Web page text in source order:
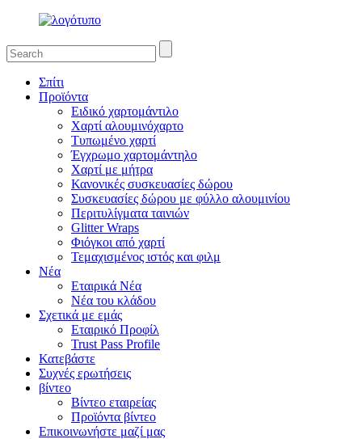
Σπίτι
Προϊόντα
Ειδικό χαρτομάντιλο
Χαρτί αλουμινόχαρτο
Τυπωμένο χαρτί
Έγχρωμο χαρτομάντηλο
Χαρτί με μήτρα
Κανονικές συσκευασίες δώρου
Συσκευασίες δώρου με φύλλο αλουμινίου
Περιτυλίγματα ταινιών
Glitter Wraps
Φιόγκοι από χαρτί
Τεμαχισμένος ιστός και φιλμ
Νέα
Εταιρικά Νέα
Νέα του κλάδου
Σχετικά με εμάς
Εταιρικό Προφίλ
Trust Pass Profile
Κατεβάστε
Συχνές ερωτήσεις
βίντεο
Βίντεο εταιρείας
Προϊόντα βίντεο
Επικοινωνήστε μαζί μας